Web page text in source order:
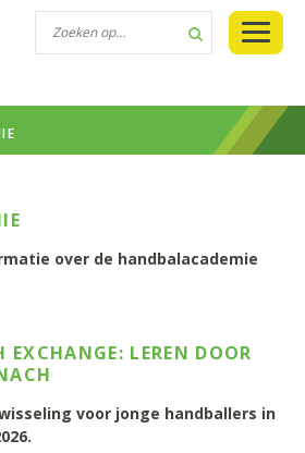
over de handbalacademie
EXCHANGE: LEREN DOOR
voor jonge handballers in